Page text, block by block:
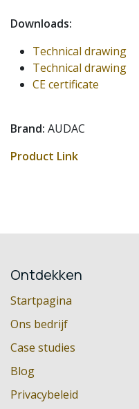
Downloads:
Technical drawing
Technical drawing
CE certificate
Brand: AUDAC
Product Link
Ontdekken
Startpagina
Ons bedrijf
Case studies
Blog
Privacybeleid